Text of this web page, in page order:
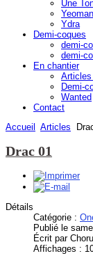
Une
Yeoman
Ydra
Demi-coques
demi-
demi-
En chantier
Demi-
Wanted
Contact
Accueil
Articles
Drac 01
Détails
Catégorie :
Publié le
Écrit par
Affichages :